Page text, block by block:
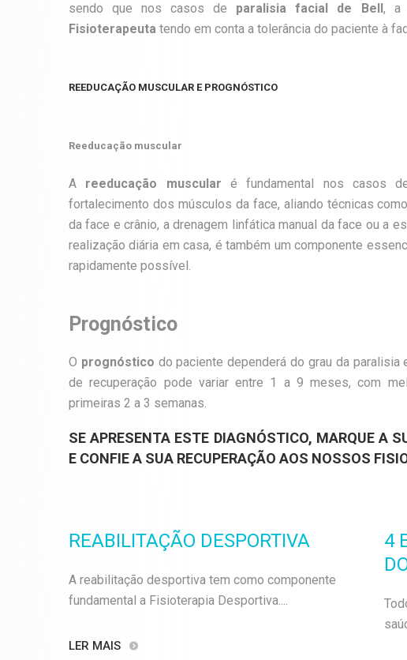
sendo que nos casos de paralisia facial de Bell , a
Fisioterapeuta tendo em conta a tolerância do paciente à
REEDUCAÇÃO MUSCULAR E PROGNÓSTICO
Reeducação muscular
A reeducação muscular é fundamental nos casos
fortalecimento dos músculos da face, aliando técnicas
da face e crânio, a drenagem linfática manual da face ou a
realização diária em casa, é também um componente
rapidamente possível.
Prognóstico
O prognóstico do paciente dependerá do grau da
de recuperação pode variar entre 1 a 9 meses, com
primeiras 2 a 3 semanas.
SE APRESENTA ESTE DIAGNÓSTICO, MARQUE A
E CONFIE A SUA RECUPERAÇÃO AOS NOSSOS
REABILITAÇÃO DESPORTIVA
A reabilitação desportiva tem como componente
fundamental a Fisioterapia Desportiva....
LER MAIS
4